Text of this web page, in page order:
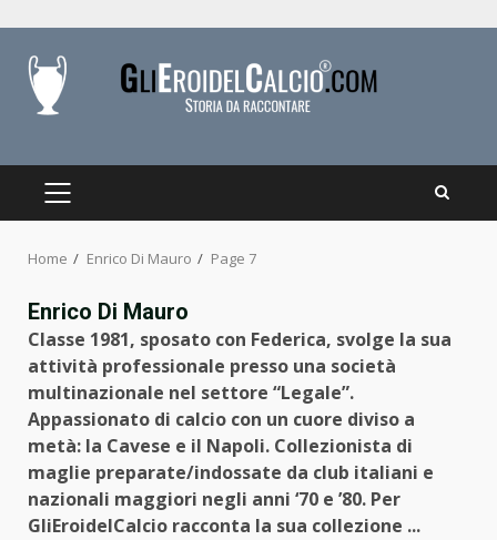
content
PRIMARY
Home Enrico Di Mauro Page 7
Enrico Di Mauro
Classe 1981, sposato con Federica, svolge la sua
attività professionale presso una società
multinazionale nel settore “Legale”.
Appassionato di calcio con un cuore diviso a
metà: la Cavese e il Napoli. Collezionista di
maglie preparate/indossate da club italiani e
nazionali maggiori negli anni ‘70 e ’80. Per
GliEroidelCalcio racconta la sua collezione ...